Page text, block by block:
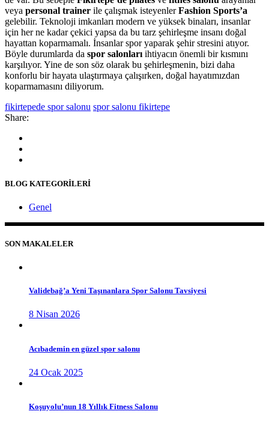
veya personal trainer ile çalışmak isteyenlerFashion Sports’a
gelebilir. Teknoloji imkanları modern ve yüksek binaları, insanlar
için her ne kadar çekici yapsa da bu tarz şehirleşme insanı doğal
hayattan koparmamalı. İnsanlar spor yaparak şehir stresini atıyor.
Böyle durumlarda da spor salonlarıihtiyacın önemli bir kısmını
karşılıyor. Yine de son söz olarak bu şehirleşmenin, bizi daha
konforlu bir hayata ulaştırmaya çalışırken, doğal hayatımızdan
koparmamasını diliyorum.
fikirtepede spor salonu spor salonu fikirtepe
Share:
BLOG KATEGORİLERİ
Genel
SON MAKALELER
Validebağ’a Yeni Taşınanlara Spor Salonu Tavsiyesi
8 Nisan 2026
Acıbademin en güzel spor salonu
24 Ocak 2025
Koşuyolu’nun 18 Yıllık Fitness Salonu